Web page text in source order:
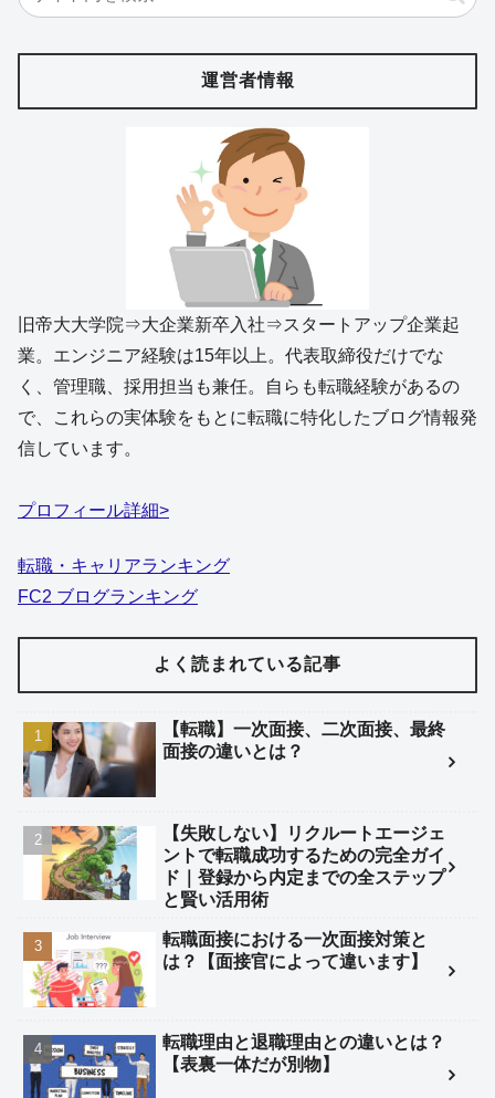
運営者情報
旧帝大大学院⇒大企業新卒入社⇒スタートアップ企業起
業。エンジニア経験は15年以上。代表取締役だけでな
く、管理職、採用担当も兼任。自らも転職経験があるの
で、これらの実体験をもとに転職に特化したブログ情報発
信しています。
プロフィール詳細>
転職・キャリアランキング
FC2 ブログランキング
よく読まれている記事
【転職】一次面接、二次面接、最終
面接の違いとは？
【失敗しない】リクルートエージェ
ントで転職成功するための完全ガイ
ド｜登録から内定までの全ステップ
と賢い活用術
転職面接における一次面接対策と
は？【面接官によって違います】
転職理由と退職理由との違いとは？
【表裏一体だが別物】